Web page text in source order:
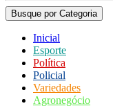
Busque por Categoria
Inicial
Esporte
Política
Policial
Variedades
Agronegócio